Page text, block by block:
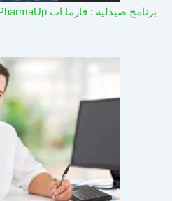
برنامج صيدلية : فارما اب PharmaUp​